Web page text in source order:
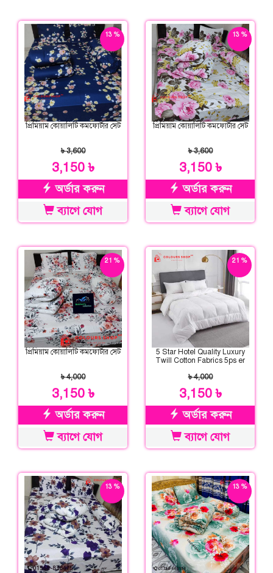
13 %
প্রিমিয়াম কোয়ালিটি কমফোর্টার সেট
৳ 3,600
3,150 ৳
অর্ডার করুন
ব্যাগে যোগ
13 %
প্রিমিয়াম কোয়ালিটি কমফোর্টার সেট
৳ 3,600
3,150 ৳
অর্ডার করুন
ব্যাগে যোগ
21 %
প্রিমিয়াম কোয়ালিটি কমফোর্টার সেট
৳ 4,000
3,150 ৳
অর্ডার করুন
ব্যাগে যোগ
21 %
5 Star Hotel Quality Luxury
Twill Cotton Fabrics 5ps er
৳ 4,000
3,150 ৳
অর্ডার করুন
ব্যাগে যোগ
13 %
13 %